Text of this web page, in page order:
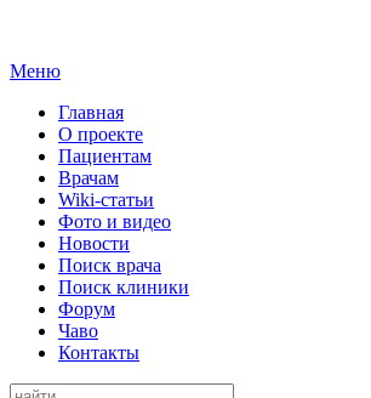
Меню
Главная
О проекте
Пациентам
Врачам
Wiki-статьи
Фото и видео
Новости
Поиск врача
Поиск клиники
Форум
Чаво
Контакты